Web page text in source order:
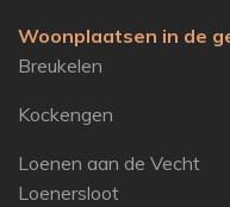
Woonplaatsen in de
Breukelen
Kockengen
Loenen aan de Vecht
Loenersloot